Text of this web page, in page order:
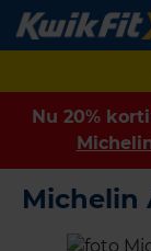
Nu 20%
Michelin